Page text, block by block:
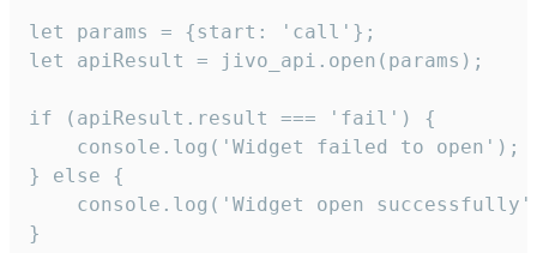
let params = {start: 'call'};
let apiResult = jivo_api.open(params);
if (apiResult.result === 'fail') {
    console.log('Widget failed to open');
} else {
console.log('Widget open
}